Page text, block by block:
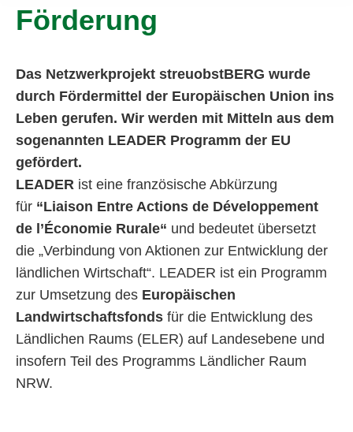
Förderung
Das Netzwerkprojekt streuobstBERG wurde
durch Fördermittel der Europäischen Union ins
Leben gerufen. Wir werden mit Mitteln aus dem
sogenannten LEADER Programm der EU
gefördert.
LEADER ist eine französische Abkürzung
für “Liaison Entre Actions de Développement
de l’Économie Rurale“ und bedeutet übersetzt
die „Verbindung von Aktionen zur Entwicklung der
ländlichen Wirtschaft“. LEADER ist ein Programm
zur Umsetzung des Europäischen
Landwirtschaftsfonds für die Entwicklung des
Ländlichen Raums (ELER) auf Landesebene und
insofern Teil des Programms Ländlicher Raum
NRW.